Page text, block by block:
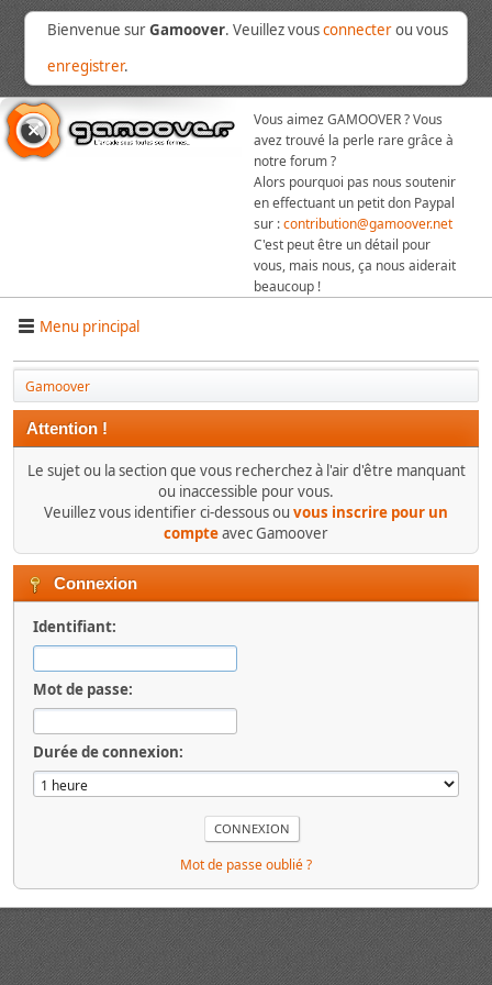
Bienvenue surGamoover. Veuillez vousconnecterou vous
enregistrer.
Vous aimez GAMOOVER ? Vous
avez trouvé la perle rare grâce à
notre forum ?
Alors pourquoi pas nous soutenir
en effectuant un petit don Paypal
sur :contribution@gamoover.net
C'est peut être un détail pour
vous, mais nous, ça nous aiderait
beaucoup !
Menu principal
Gamoover
Attention !
Le sujet ou la section que vous recherchez à l'air d'être manquant
ou inaccessible pour vous.
Veuillez vous identifier ci-dessous ou vous inscrire pour un
compteavec Gamoover
Connexion
Identifiant:
Mot de passe:
Durée de connexion:
Mot de passe oublié ?